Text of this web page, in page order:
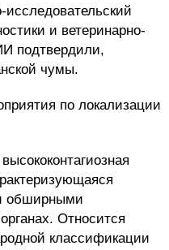
исследовательский
и ветеринарно-
подтвердили,
чумы.
по локализации
обширными
Относится
классификации